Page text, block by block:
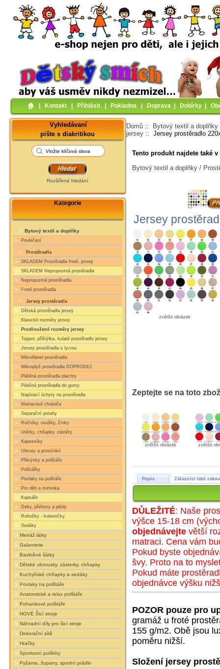
🏠︎ Kontakt Přihlásit Pokladna Doprava Dobírky
Vyhledávaní
pište s diakritikou
Rozšířené hledání
Kategorie
Bytový textil a doplňky
Povlečení
Prostěradla
SKLADEM Prostěradla froté, jersey
SKLADEM Nepropustná prostěradla
Nepropustná prostěradla
Froté prostěradla
Jersey prostěradla
Dětská prostěradla jersey
Klasické rozměry jersey
Prodloužené rozměry jersey
Topper, přištýlka, kulaté prostěradlo jersey
Jersey prostěradla s lycrou
Mikroflanel prostěradla
Mikroplyš prostěradla DOPRODEJ
Plátěná prostěradla plachty
Plátěná prostěradla do gumy
Napínací úchyty na prostěradla
Matracové chrániče
Separační potahy
Ručníky, osušky, žínky
Utěrky, chňapky, zástěry
Kapesníky
Ubrusy a prostírání
Přikrývky a polštáře
Polštářky
Povlaky na polštáře
Pro děti a miminka
Kapsáře
Deky, přehozy a plédy
Rohožky - koberečky
Sedáky
Metráž látky
Galanterie
Bavlněné šátky
Dětské ubrousky, zásterky, chňapky
Kuchyňské chňapky a sedáky
Povlaky na polštáře
Anatomické a relax polštáře
Pohankové polštáře
NOVÉ Šicí stroje
Náhradní díly pro šicí stroje
Dekorační sítě
Hračky
Sportovní potřeby
Pyžama, župany, spodní prádlo
Domů :: Bytový textil a doplňky
jersey :: Jersey prostěradlo
Tento produkt najdete také
Bytový textil a doplňky /
Jersey
zvětšit obrázek
Zeptejte se na toto
zvětšit obrázek zvětšit
Popis Zákazníci také
DŮLEŽITÉ: Naše
výšce 15-18 cm (výc
objednávejtevětší
matraci. Cena vám
Pokud byste
švy. Proto na to
Pokud máte
objednávce výšku
POZOR pouze pro
gramáž u froté
155 g/m2. Obě jsou
poměru nižší.
Složení jersey